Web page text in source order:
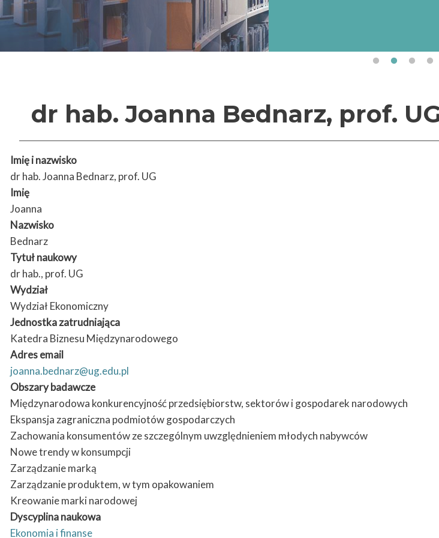
finansowany przez Narodową
dr hab. Joanna Bednarz, prof.
Imię i nazwisko
dr hab. Joanna Bednarz, prof. UG
Imię
Joanna
Nazwisko
Bednarz
Tytuł naukowy
dr hab., prof. UG
Wydział
Wydział Ekonomiczny
Jednostka zatrudniająca
Katedra Biznesu Międzynarodowego
Adres email
joanna.bednarz@ug.edu.pl
Obszary badawcze
Międzynarodowa konkurencyjność przedsiębiorstw, sektorów i gospodarek narodowych
Ekspansja zagraniczna podmiotów gospodarczych
Zachowania konsumentów ze szczególnym uwzględnieniem młodych nabywców
Nowe trendy w konsumpcji
Zarządzanie marką
Zarządzanie produktem, w tym opakowaniem
Kreowanie marki narodowej
Dyscyplina naukowa
Ekonomia i finanse